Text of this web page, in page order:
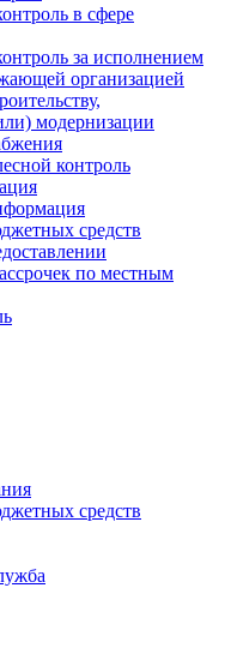
в сфере
за исполнением
организацией
модернизации
контроль
средств
по местным
средств